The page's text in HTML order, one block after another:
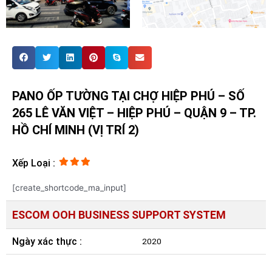
PANO ỐP TƯỜNG TẠI CHỢ HIỆP PHÚ – SỐ
265 LÊ VĂN VIỆT – HIỆP PHÚ – QUẬN 9 – TP.
HỒ CHÍ MINH (VỊ TRÍ 2)
Xếp Loại :
[create_shortcode_ma_input]
ESCOM OOH BUSINESS SUPPORT SYSTEM
Ngày xác thực : 2020